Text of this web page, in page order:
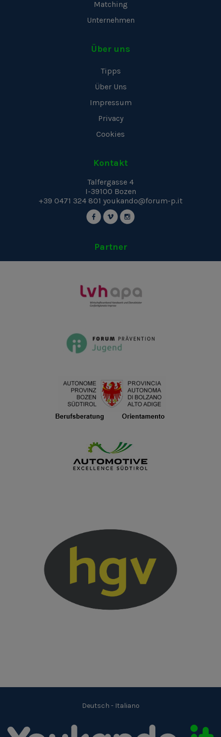
Matching
Unternehmen
Über uns
Tipps
Über Uns
Impressum
Privacy
Cookies
Kontakt
Talfergasse 4
I-39100 Bozen
+39 0471 324 801 youkando@forum-p.it
Partner
Deutsch - Italiano